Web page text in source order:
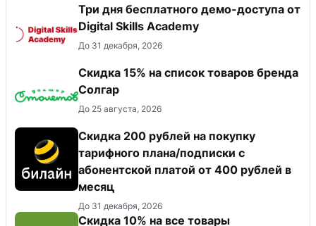
Три дня бесплатного демо-доступа от
Digital Skills Academy
До 31 декабря, 2026
Скидка 15% на список товаров бренда
Солгар
До 25 августа, 2026
Скидка 200 рублей на покупку
тарифного плана/подписки с
абонентской платой от 400 рублей в
месяц
До 31 декабря, 2026
Скидка 10% на все товары